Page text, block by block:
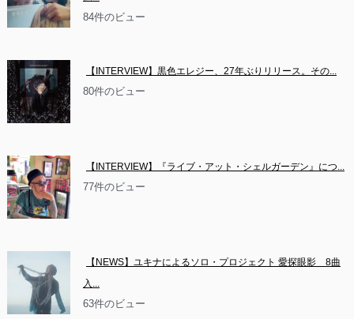
84件のビュー
【INTERVIEW】黒色エレジー、27年ぶりリリース。その...
80件のビュー
【INTERVIEW】『ライブ・アット・シェルガーデン』につ...
77件のビュー
【NEWS】ユキナによるソロ・プロジェクト 愛探眼影　8曲
入...
63件のビュー